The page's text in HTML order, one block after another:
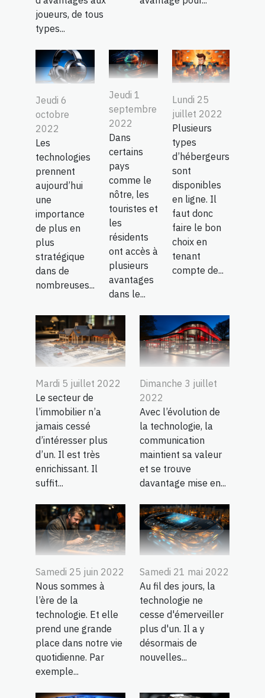
joueurs, de tous
types...
Jeudi 6
octobre
2022
Les
technologies
prennent
aujourd’hui
une
importance
de plus en
plus
stratégique
dans de
nombreuses...
Jeudi 1
septembre
2022
Dans
certains
pays
comme le
nôtre, les
touristes et
les
résidents
ont accès à
plusieurs
avantages
dans le...
Lundi 25
juillet 2022
Plusieurs
types
d’hébergeurs
sont
disponibles
en ligne. Il
faut donc
faire le bon
choix en
tenant
compte de...
Mardi 5 juillet 2022
Le secteur de
l’immobilier n’a
jamais cessé
d’intéresser plus
d’un. Il est très
enrichissant. Il
suffit...
Dimanche 3 juillet
2022
Avec l’évolution de
la technologie, la
communication
maintient sa valeur
et se trouve
davantage mise en...
Samedi 25 juin 2022
Nous sommes à
l’ère de la
technologie. Et elle
prend une grande
place dans notre vie
quotidienne. Par
exemple...
Samedi 21 mai 2022
Au fil des jours, la
technologie ne
cesse d'émerveiller
plus d'un. Il a y
désormais de
nouvelles...